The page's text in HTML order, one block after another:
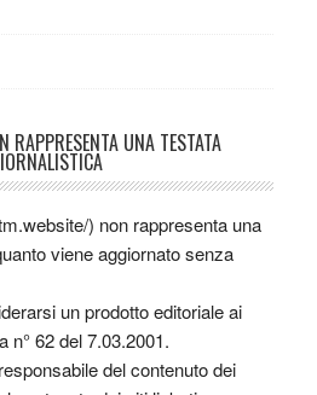
RAPPRESENTA UNA TESTATA
) non rappresenta una
viene aggiornato senza
un prodotto editoriale ai
n° 62 del 7.03.2001.
del contenuto dei